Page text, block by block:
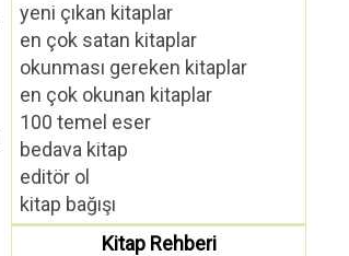
yeni çıkan kitaplar
en çok satan kitaplar
okunması gereken kitaplar
en çok okunan kitaplar
100 temel eser
bedava kitap
editör ol
kitap bağışı
Kitap Rehberi